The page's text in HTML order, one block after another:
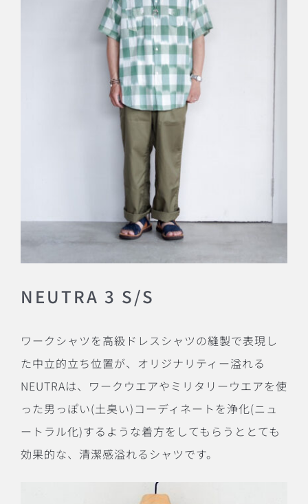
NEUTRA 3 S/S
ワークシャツを高級ドレスシャツの縫製で表現し
た中立的立ち位置が、オリジナリティー溢れる
NEUTRAは、ワークウエアやミリタリーウエアを使
った男っぽい(土臭い)コーディネートを浄化(ニュ
ートラル化)するような着方をしてもらうととても
効果的な、清潔感溢れるシャツです。